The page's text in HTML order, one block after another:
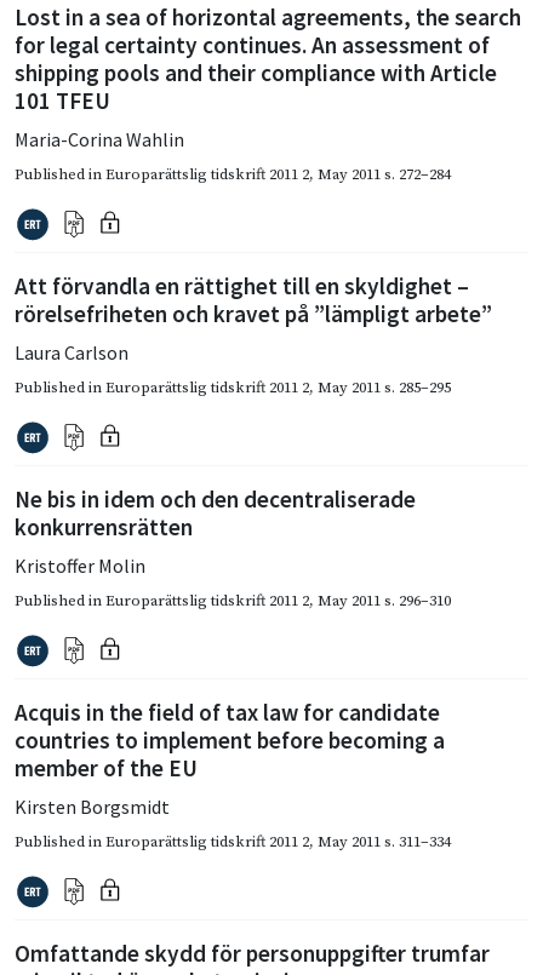
Lost in a sea of horizontal agreements, the search
for legal certainty continues. An assessment of
shipping pools and their compliance with Article
101 TFEU
Maria-Corina Wahlin
Published inEuroparättslig tidskrift 2011 2, May 2011s. 272–284
Att förvandla en rättighet till en skyldighet –
rörelsefriheten och kravet på ”lämpligt arbete”
Laura Carlson
Published inEuroparättslig tidskrift 2011 2, May 2011s. 285–295
Ne bis in idem och den decentraliserade
konkurrensrätten
Kristoffer Molin
Published inEuroparättslig tidskrift 2011 2, May 2011s. 296–310
Acquis in the field of tax law for candidate
countries to implement before becoming a
member of the EU
Kirsten Borgsmidt
Published inEuroparättslig tidskrift 2011 2, May 2011s. 311–334
Omfattande skydd för personuppgifter trumfar